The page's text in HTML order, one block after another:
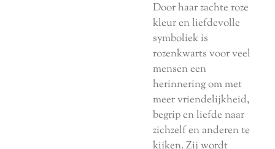
Door haar zachte roze
kleur en liefdevolle
symboliek is
rozenkwarts voor veel
mensen een
herinnering om met
meer vriendelijkheid,
begrip en liefde naar
zichzelf en anderen te